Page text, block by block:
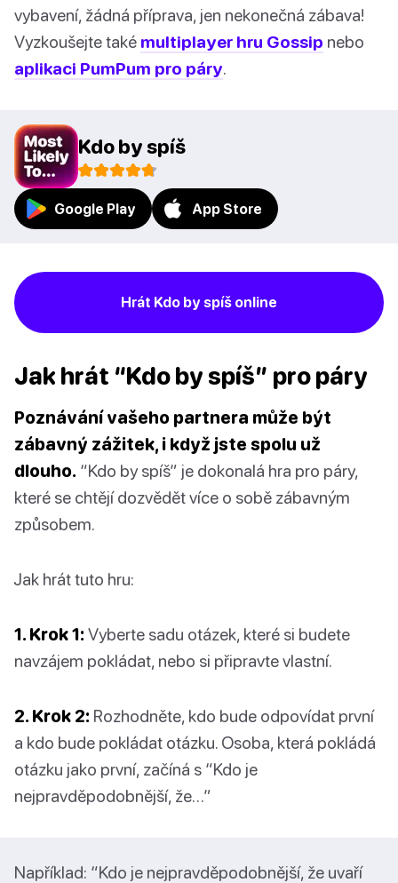
vybavení, žádná příprava, jen nekonečná zábava!
Vyzkoušejte také multiplayer hru Gossip nebo
aplikaci PumPum pro páry.
Kdo by spíš
Google Play App Store
Hrát Kdo by spíš online
Jak hrát “Kdo by spíš” pro páry
Poznávání vašeho partnera může být
zábavný zážitek, i když jste spolu už
dlouho. “Kdo by spíš” je dokonalá hra pro páry,
které se chtějí dozvědět více o sobě zábavným
způsobem.
Jak hrát tuto hru:
1. Krok 1: Vyberte sadu otázek, které si budete
navzájem pokládat, nebo si připravte vlastní.
2. Krok 2: Rozhodněte, kdo bude odpovídat první
a kdo bude pokládat otázku. Osoba, která pokládá
otázku jako první, začíná s “Kdo je
nejpravděpodobnější, že…”
Například: “Kdo je nejpravděpodobnější, že uvaří